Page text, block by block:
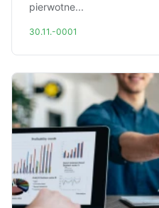
pierwotne...
30.11.-0001